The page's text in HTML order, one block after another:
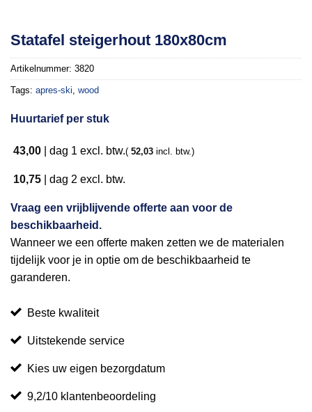
verlanglijst
Statafel steigerhout 180x80cm
Artikelnummer: 3820
Tags: apres-ski, wood
Huurtarief per stuk
43,00 dag 1 excl. btw.( 52,03 incl. btw.)
10,75 dag 2 excl. btw.
Vraag een vrijblijvende offerte aan voor de
beschikbaarheid.
Wanneer we een offerte maken zetten we de materialen
tijdelijk voor je in optie om de beschikbaarheid te
garanderen.
Beste kwaliteit
Uitstekende service
Kies uw eigen bezorgdatum
9,2/10 klantenbeoordeling